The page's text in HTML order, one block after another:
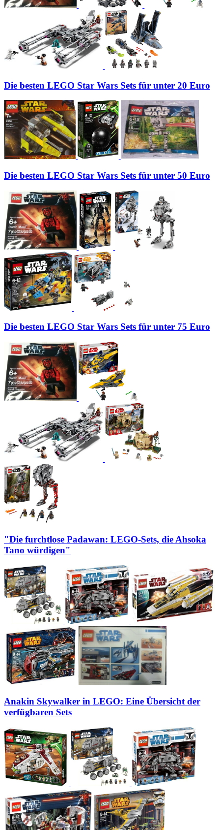
Die besten LEGO Star Wars Sets für unter 20 Euro
Die besten LEGO Star Wars Sets für unter 50 Euro
Die besten LEGO Star Wars Sets für unter 75 Euro
"Die furchtlose Padawan: LEGO-Sets, die Ahsoka
Tano würdigen"
Anakin Skywalker in LEGO: Eine Übersicht der
verfügbaren Sets